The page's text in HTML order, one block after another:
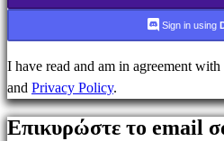
Gifts
Λογαριασμός
Sign in using
I have read and am in agreement
and Privacy Policy.
Επικυρώστε το email